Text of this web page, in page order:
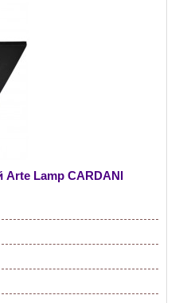
Lamp CARDANI